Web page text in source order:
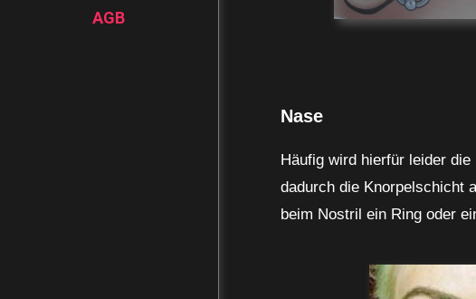
AGB
Nase
Häufig wird hierfür leider
dadurch die Knorpelschicht
beim Nostril ein Ring oder